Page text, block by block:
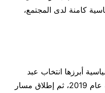
كامنة لدى المجتمع،
أبرزها انتخاب عبد
رئيسًا للجمهورية نهاية عام 2019، ثم إطلاق مسار